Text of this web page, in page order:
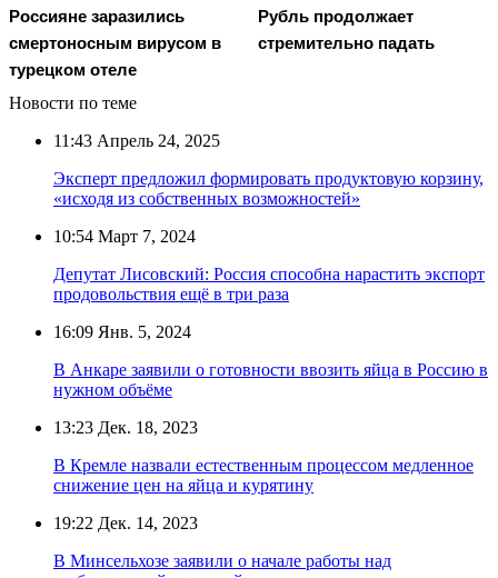
Россияне заразились
смертоносным вирусом в
турецком отеле
Рубль продолжает
стремительно падать
Новости по теме
11:43 Апрель 24, 2025
Эксперт предложил формировать продуктовую корзину,
«исходя из собственных возможностей»
10:54 Март 7, 2024
Депутат Лисовский: Россия способна нарастить экспорт
продовольствия ещё в три раза
16:09 Янв. 5, 2024
В Анкаре заявили о готовности ввозить яйца в Россию в
нужном объёме
13:23 Дек. 18, 2023
В Кремле назвали естественным процессом медленное
снижение цен на яйца и курятину
19:22 Дек. 14, 2023
В Минсельхозе заявили о начале работы над